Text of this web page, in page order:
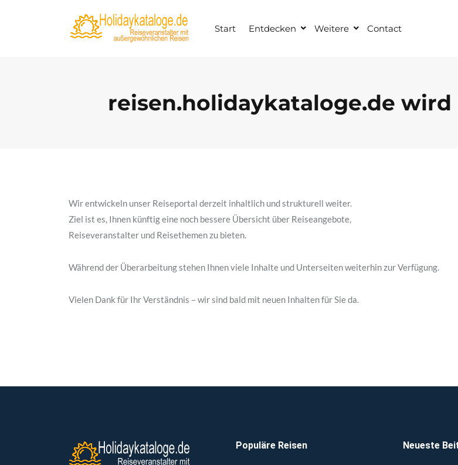
Start Entdecken Weitere Contact
reisen.holidaykataloge.de
Wir entwickeln unser Reiseportal derzeit inhaltlich und strukturell weiter.
Ziel ist es, Ihnen künftig eine noch bessere Übersicht über Reiseangebote,
Reiseveranstalter und Reisethemen zu bieten.
Während der Überarbeitung stehen Ihnen viele Inhalte und Unterseiten weiterhin zur Verfügung.
Vielen Dank für Ihr Verständnis – wir sind bald mit neuen Inhalten für Sie da.
Populäre Reisen Neueste